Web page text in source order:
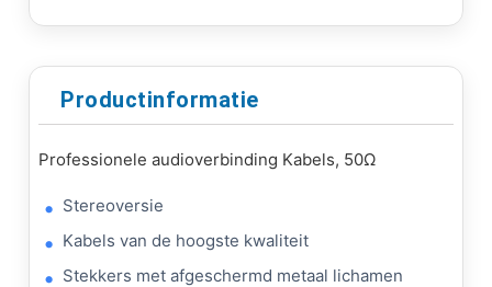
Productinformatie
Professionele audioverbinding Kabels, 50Ω
Stereoversie
Kabels van de hoogste kwaliteit
Stekkers met afgeschermd metaal lichamen